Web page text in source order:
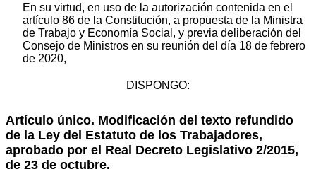
En su virtud, en uso de la autorización contenida en el
artículo 86 de la Constitución, a propuesta de la Ministra
de Trabajo y Economía Social, y previa deliberación del
Consejo de Ministros en su reunión del día 18 de febrero
de 2020,
DISPONGO:
Artículo único. Modificación del texto refundido
de la Ley del Estatuto de los Trabajadores,
aprobado por el Real Decreto Legislativo 2/2015,
de 23 de octubre.